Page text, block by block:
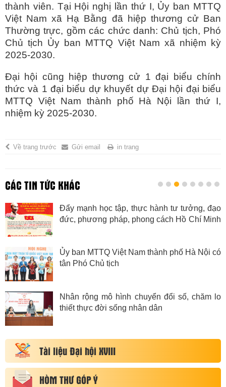
thành viên. Tại Hội nghị lần thứ I, Ủy ban MTTQ
Việt Nam xã Hạ Bằng đã hiệp thương cử Ban
Thường trực, gồm các chức danh: Chủ tịch, Phó
Chủ tịch Ủy ban MTTQ Việt Nam xã nhiệm kỳ
2025-2030.
Đại hội cũng hiệp thương cử 1 đại biểu chính
thức và 1 đại biểu dự khuyết dự Đại hội đại biểu
MTTQ Việt Nam thành phố Hà Nội lần thứ I,
nhiệm kỳ 2025-2030.
Về trang trước Gửi email in trang
CÁC TIN TỨC KHÁC
Đẩy mạnh học tập, thực hành tư tưởng, đạo
đức, phương pháp, phong cách Hồ Chí Minh
Ủy ban MTTQ Việt Nam thành phố Hà Nội có
tân Phó Chủ tịch
Nhân rộng mô hình chuyển đổi số, chăm lo
thiết thực đời sống nhân dân
Tài liệu Đại hội XVIII
HÒM THƯ GÓP Ý